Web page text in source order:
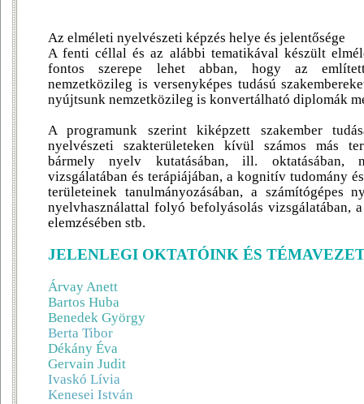
Az elméleti nyelvészeti képzés helye és jelentősége
A fenti céllal és az alábbi tematikával készült
fontos szerepe lehet abban, hogy az
nemzetközileg is versenyképes tudású
nyújtsunk nemzetközileg is konvertálható diplomák
A programunk szerint kiképzett szakember
nyelvészeti szakterületeken kívül számos más
bármely nyelv kutatásában, ill. oktatásában,
vizsgálatában és terápiájában, a kognitív tudomány
területeinek tanulmányozásában, a számítógépes
nyelvhasználattal folyó befolyásolás vizsgálatában,
elemzésében stb.
JELENLEGI OKTATÓINK ÉS
Árvay Anett
Bartos Huba
Benedek György
Berta Tibor
Dékány Éva
Gervain Judit
Ivaskó Lívia
Kenesei István